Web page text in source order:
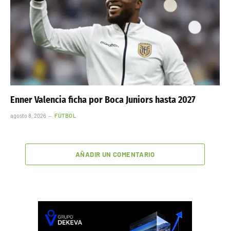
Enner Valencia ficha por Boca Juniors hasta 2027
agosto 8, 2026 FÚTBOL
AÑADIR UN COMENTARIO